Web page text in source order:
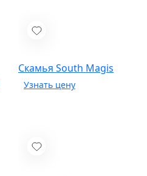
Скамья South Magis